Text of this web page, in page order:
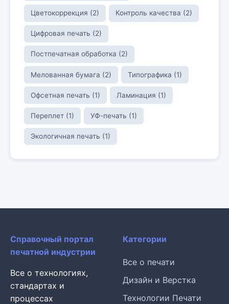
Цветокоррекция (2) Контроль качества (2)
Цифровая печать (2)
Постпечатная обработка (2)
Мелованная бумага (2) Типографика (1)
Офсетная печать (1) Ламинация (1)
Переплет (1) УФ-печать (1)
Экологичная печать (1)
Справочный портал
печатной индустрии
Все о технологиях,
стандартах и
процессах
Категории
Все о печати
Дизайн и Верстка
Технологии Печати